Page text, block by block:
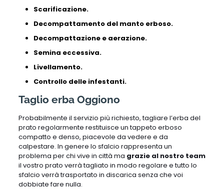
Scarificazione.
Decompattamento del manto erboso.
Decompattazione e aerazione.
Semina eccessiva.
Livellamento.
Controllo delle infestanti.
Taglio erba Oggiono
Probabilmente il servizio più richiesto, tagliare l’erba del
prato regolarmente restituisce un tappeto erboso
compatto e denso, piacevole da vedere e da
calpestare. In genere lo sfalcio rappresenta un
problema per chi vive in città ma grazie al nostro team
il vostro prato verrà tagliato in modo regolare e tutto lo
sfalcio verrà trasportato in discarica senza che voi
dobbiate fare nulla.